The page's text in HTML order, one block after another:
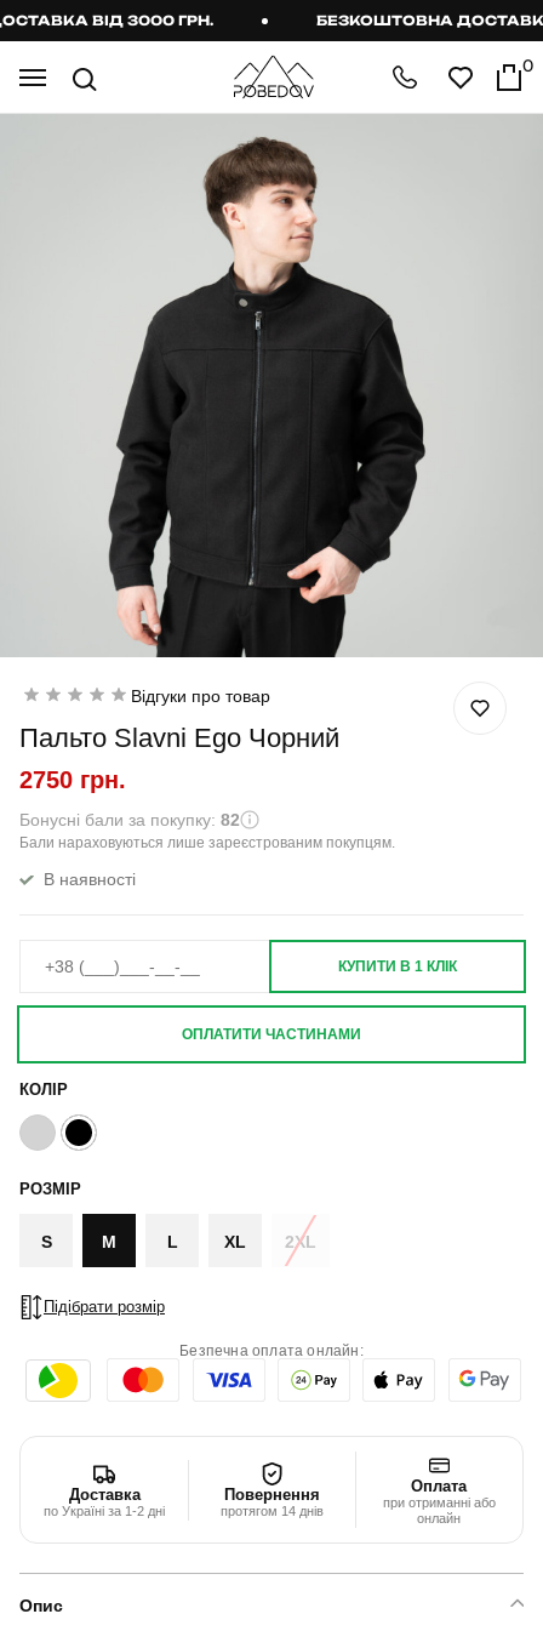
ВІД 3000 ГРН. БЕЗКОШТОВНА ДОСТАВКА
0
Відгуки про товар
Пальто Slavni Ego Чорний
2750 грн.
Бонусні бали за покупку: 82
Бали нараховуються лише зареєстрованим покупцям.
В наявності
КОЛІР
РОЗМІР
S M L XL 2XL
Підібрати розмір
КУПИТИ В 1 КЛІК
ОПЛАТИТИ ЧАСТИНАМИ
Безпечна оплата онлайн:
Доставка
по Україні за 1-2 дні
Повернення
протягом 14 днів
Оплата
при отриманні або
онлайн
Опис